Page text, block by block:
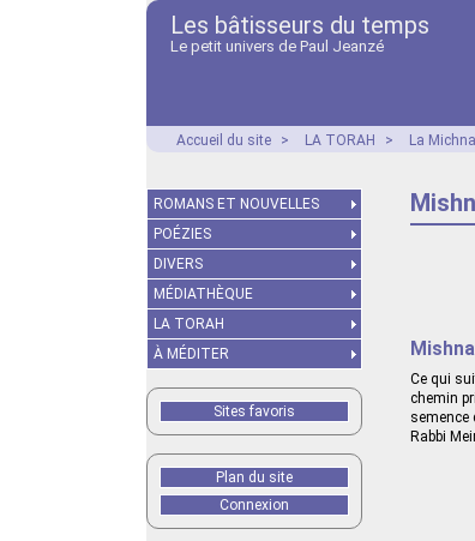
Les bâtisseurs du temps
Le petit univers de Paul Jeanzé
Accueil du site > LA TORAH > La Michna
Ce qui
chemin
semence
Rabbi
ROMANS ET NOUVELLES
POÉZIES
DIVERS
MÉDIATHÈQUE
LA TORAH
À MÉDITER
Sites favoris
Plan du site
Connexion